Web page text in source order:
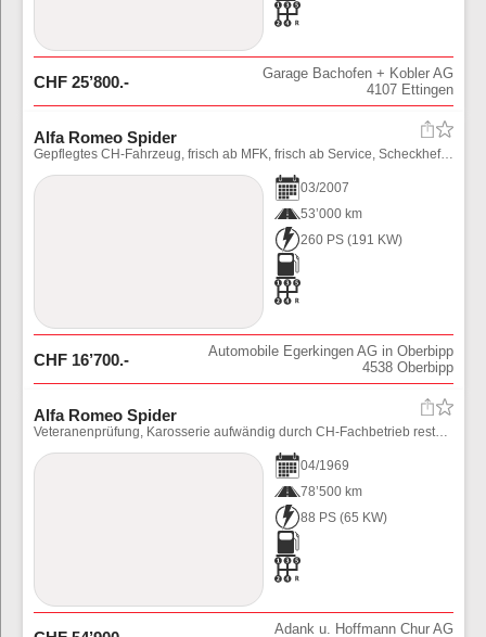
CHF 25’800.-
Garage Bachofen + Kobler AG
4107 Ettingen
Alfa Romeo Spider
Gepflegtes CH-Fahrzeug, frisch ab MFK, frisch ab Service, Scheckheft gepflegt, 8-fach bereift auf Alufelgen, Bose Sound uvm.
03/2007
53’000 km
260 PS (191 KW)
CHF 16’700.-
Automobile Egerkingen AG in Oberbipp
4538 Oberbipp
Alfa Romeo Spider
Veteranenprüfung, Karosserie aufwändig durch CH-Fachbetrieb restauriert, Mechanik revidiert, Belge für CHF 40'000.- vorhanden
04/1969
78’500 km
88 PS (65 KW)
Adank u. Hoffmann Chur AG